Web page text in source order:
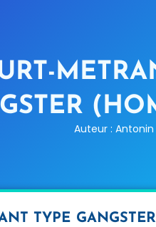
Auteur :
TYPE GANGSTER